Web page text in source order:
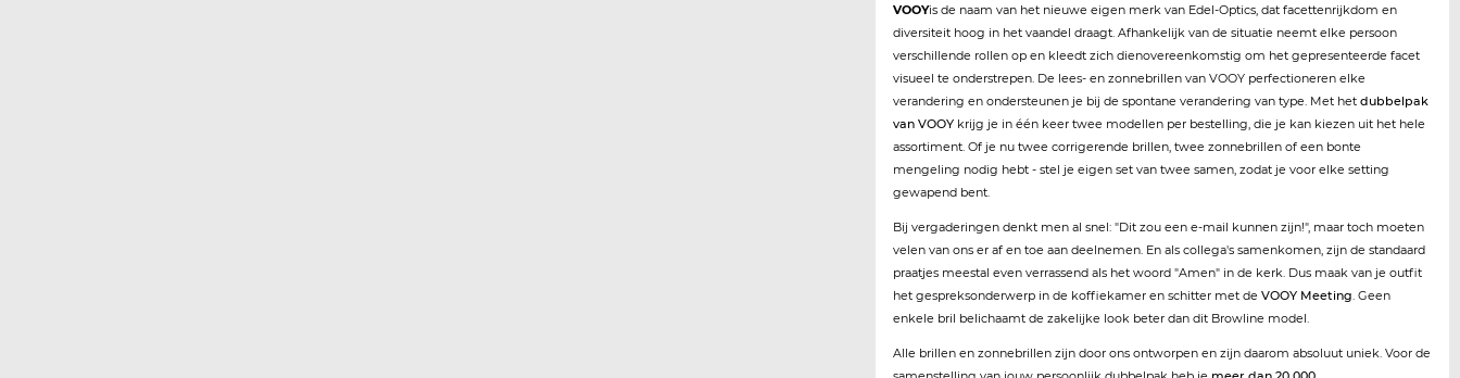
VOOYis de naam van het nieuwe eigen merk van Edel-Optics, dat facettenrijkdom en
diversiteit hoog in het vaandel draagt. Afhankelijk van de situatie neemt elke persoon
verschillende rollen op en kleedt zich dienovereenkomstig om het gepresenteerde facet
visueel te onderstrepen. De lees- en zonnebrillen van VOOY perfectioneren elke
verandering en ondersteunen je bij de spontane verandering van type. Met hetdubbelpak
van VOOY krijg je in één keer twee modellen per bestelling, die je kan kiezen uit het hele
assortiment. Of je nu twee corrigerende brillen, twee zonnebrillen of een bonte
mengeling nodig hebt - stel je eigen set van twee samen, zodat je voor elke setting
gewapend bent.
Bij vergaderingen denkt men al snel: "Dit zou een e-mail kunnen zijn!", maar toch moeten
velen van ons er af en toe aan deelnemen. En als collega's samenkomen, zijn de standaard
praatjes meestal even verrassend als het woord "Amen" in de kerk. Dus maak van je outfit
het gespreksonderwerp in de koffiekamer en schitter met deVOOY Meeting . Geen
enkele bril belichaamt de zakelijke look beter dan dit Browline model.
Alle brillen en zonnebrillen zijn door ons ontworpen en zijn daarom absoluut uniek. Voor de